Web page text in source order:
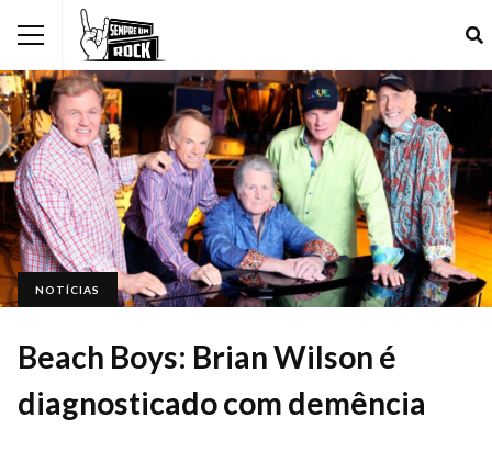
NOTÍCIAS
Beach Boys: Brian Wilson é
diagnosticado com demência